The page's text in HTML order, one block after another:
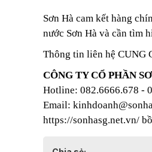
Sơn Hà cam kết hàng
nước Sơn Hà và cần tìm
Thông tin liên hệ CUNG
CÔNG TY CỔ PHẦN
Hotline: 082.6666.678 -
Email:
https://sonhasg.net.vn/